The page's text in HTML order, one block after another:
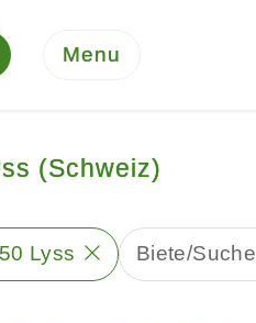
Menu
(Schweiz)
Lyss Biete/Suche